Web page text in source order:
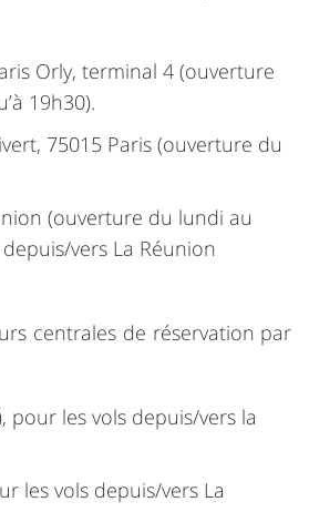
Orly, terminal 4 (ouverture
19h30).
75015 Paris (ouverture du
(ouverture du lundi au
vers La Réunion
centrales de réservation par
pour les vols depuis/vers la
les vols depuis/vers La